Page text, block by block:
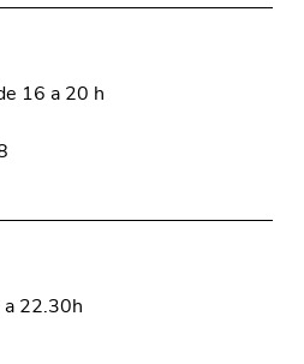
16 a 20 h
22.30h